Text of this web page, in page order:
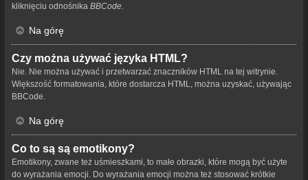
kliknięciu odnośnika BBCode
Na górę
Czy można używać języka HTML?
Nie. Nie można używać i przetwarzać znaczników HTML na tej witrynie.
Większość formatowania, które dostarcza HTML, można uzyskać, używając
BBCode.
Na górę
Co to są są emotikony?
Emotikony, zwane też uśmieszkami, to małe obrazki, które mogą być użyte
do wyrażania emocji. Do wyrażania emocji można też stosować krótkie